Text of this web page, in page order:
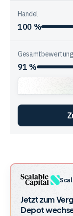
Handel
100 %
Gesamtbewertung
91 %
der
Anbieter
Jetzt zum
Depot